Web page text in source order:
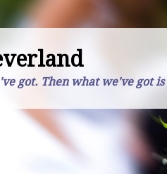
got. Then what we've got is